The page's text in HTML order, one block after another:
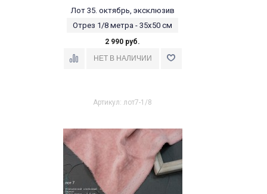
Лот 35. октябрь, эксклюзив
Отрез 1/8 метра - 35х50 см
2 990 руб.
Артикул: лот7-1/8